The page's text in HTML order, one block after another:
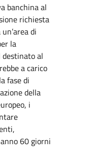
banchina al
richiesta
di
la
al
a carico
fase di
della
i
60 giorni